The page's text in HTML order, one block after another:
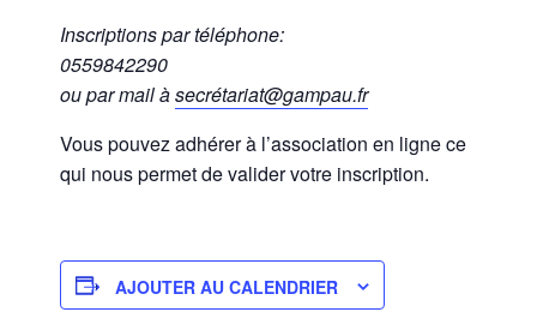
Inscriptions par téléphone:
0559842290
ou par mail àsecrétariat@gampau.fr
Vous pouvez adhérer à l’association en ligne ce
qui nous permet de valider votre inscription.
AJOUTER AU CALENDRIER